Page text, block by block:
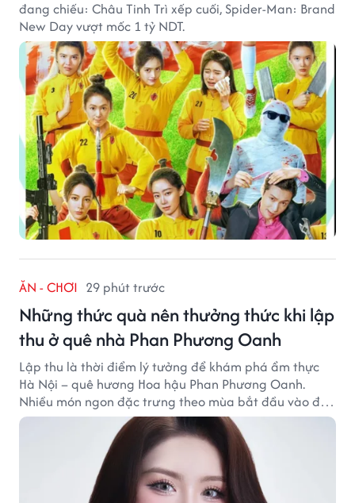
đang chiếu: Châu Tinh Trì xếp cuối, Spider-Man: Brand
New Day vượt mốc 1 tỷ NDT.
ĂN - CHƠI 29 phút trước
Những thức quà nên thưởng thức khi lập
thu ở quê nhà Phan Phương Oanh
Lập thu là thời điểm lý tưởng để khám phá ẩm thực
Hà Nội – quê hương Hoa hậu Phan Phương Oanh.
Nhiều món ngon đặc trưng theo mùa bắt đầu vào độ
hấp dẫn, níu chân thực khách gần xa.